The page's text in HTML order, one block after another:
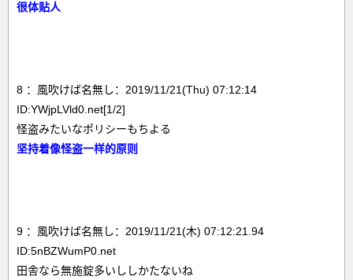
很体贴人
8 ：風吹けば名無し：2019/11/21(Thu) 07:12:14
ID:YWjpLVld0.net[1/2]
怪盗みたいなポリシーもちよる
坚持着像怪盗一样的原则
9 ：風吹けば名無し：2019/11/21(木) 07:12:21.94
ID:5nBZWumP0.net
田舎なら無施錠多いししかたないね